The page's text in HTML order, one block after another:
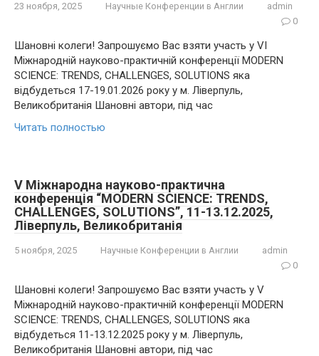
23 ноября, 2025 Научные Конференции в Англии
admin
0
Шановні колеги! Запрошуємо Вас взяти участь у VI
Міжнародній науково-практичній конференції MODERN
SCIENCE: TRENDS, CHALLENGES, SOLUTIONS яка
відбудеться 17-19.01.2026 року у м. Ліверпуль,
Великобританія Шановні автори, під час
Читать полностью
V Міжнародна науково-практична
конференція “MODERN SCIENCE: TRENDS,
CHALLENGES, SOLUTIONS”, 11-13.12.2025,
Ліверпуль, Великобританія
5 ноября, 2025 Научные Конференции в Англии
admin
0
Шановні колеги! Запрошуємо Вас взяти участь у V
Міжнародній науково-практичній конференції MODERN
SCIENCE: TRENDS, CHALLENGES, SOLUTIONS яка
відбудеться 11-13.12.2025 року у м. Ліверпуль,
Великобританія Шановні автори, під час